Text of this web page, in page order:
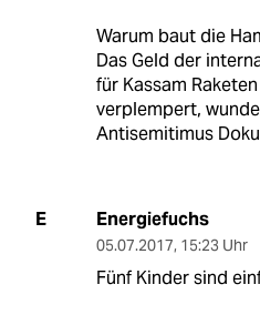
Warum baut die
Das Geld der
für Kassam
verplempert,
Antisemitimus
E Energiefuchs
05.07.2017, 15:23 Uhr
Fünf Kinder sind